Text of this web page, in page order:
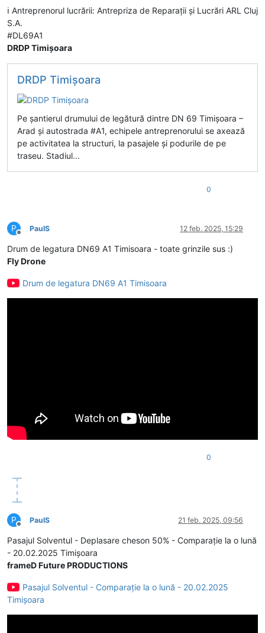
ℹ️ Antreprenorul lucrării: Antrepriza de Reparații și Lucrări ARL Cluj
S.A.
#DL69A1
DRDP Timişoara
DRDP Timişoara
Pe șantierul drumului de legătură dintre DN 69 Timișoara –
Arad și autostrada #A1, echipele antreprenorului se axează
pe activitatea la structuri, la pasajele și podurile de pe
traseu. Stadiul...
0
P
Deconectat
PaulS 12 feb. 2025, 15:29
Drum de legatura DN69 A1 Timisoara - toate grinzile sus :)
Fly Drone
Drum de legatura DN69 A1 Timisoara
0
P
Deconectat
PaulS 21 feb. 2025, 09:56
Pasajul Solventul - Deplasare cheson 50% - Comparație la o lună
- 20.02.2025 Timișoara
frameD Future PRODUCTIONS
Pasajul Solventul - Comparație la o lună - 20.02.2025
Timișoara